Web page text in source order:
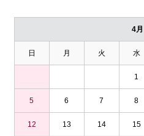
4月
日 月 火 水
1
5 6 7 8
12 13 14 15